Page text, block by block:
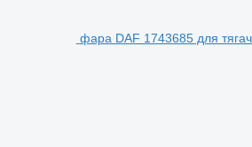
фара DAF 1743685 для